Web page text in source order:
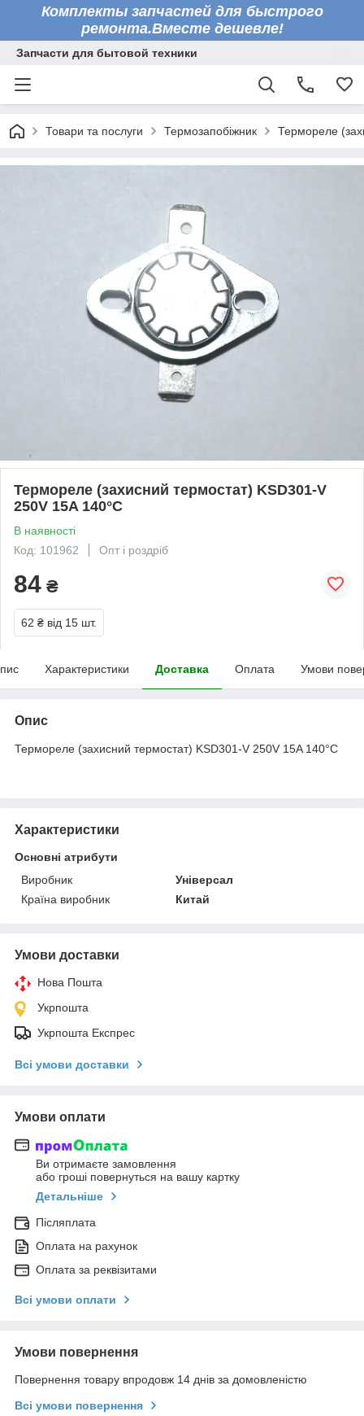
Комплекты запчастей для быстрого
ремонта.Вместе дешевле!
Запчасти для бытовой техники
Товари та послуги Термозапобіжник Термореле
Термореле (захисний термостат) KSD301-V
250V 15A 140°C
В наявності
Код: 101962
Опт і роздріб
84 ₴
62 ₴ від 15 шт.
Характеристики Доставка Оплата Умови
Опис
Термореле (захисний термостат) KSD301-V 250V 15A 140°C
Характеристики
Основні атрибути
Виробник
Універсал
Країна виробник
Китай
Умови доставки
Нова Пошта
Укрпошта
Укрпошта Експрес
Всі умови доставки
Умови оплати
Ви отримаєте замовлення
або гроші повернуться на вашу картку
Детальніше
Післяплата
Оплата на рахунок
Оплата за реквізитами
Всі умови оплати
Умови повернення
Повернення товару впродовж 14 днів за домовленістю
Всі умови повернення